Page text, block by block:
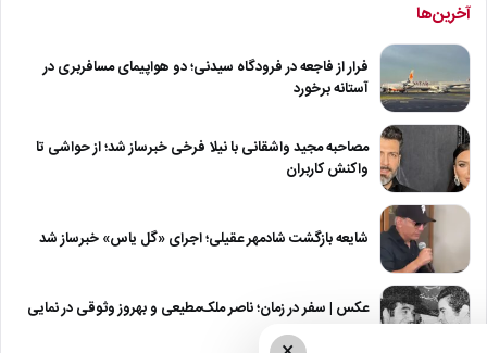
آخرین‌ها
فرار از فاجعه در فرودگاه سیدنی؛ دو هواپیمای مسافربری در
آستانه برخورد
مصاحبه مجید واشقانی با نیلا فرخی خبرساز شد؛ از حواشی تا
واکنش کاربران
شایعه بازگشت شادمهر عقیلی؛ اجرای «گل یاس» خبرساز شد
عکس | سفر در زمان؛ ناصر ملک‌مطیعی و بهروز وثوقی در نمایی